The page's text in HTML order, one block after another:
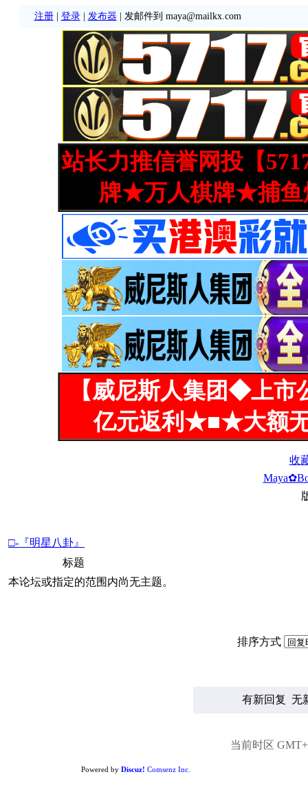
注册| 登录| 发布器 | 发邮件到 maya@mailkx.com
站长力推信誉网投【
牌★万人棋牌★捕鱼
【威尼斯人集团◆上
亿元返利★■★大额
收
□-『明星八卦』
标题
本论坛或指定的范围内尚无主题。
排序方式
有新回复 无
当前时区
Powered by Discuz! Comsenz Inc.